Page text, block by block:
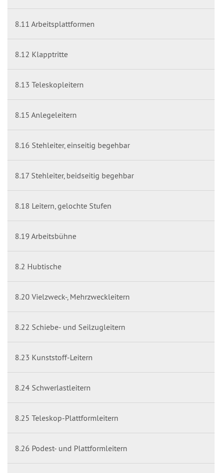
8.11 Arbeitsplattformen
8.12 Klapptritte
8.13 Teleskopleitern
8.15 Anlegeleitern
8.16 Stehleiter, einseitig begehbar
8.17 Stehleiter, beidseitig begehbar
8.18 Leitern, gelochte Stufen
8.19 Arbeitsbühne
8.2 Hubtische
8.20 Vielzweck-, Mehrzweckleitern
8.22 Schiebe- und Seilzugleitern
8.23 Kunststoff-Leitern
8.24 Schwerlastleitern
8.25 Teleskop-Plattformleitern
8.26 Podest- und Plattformleitern